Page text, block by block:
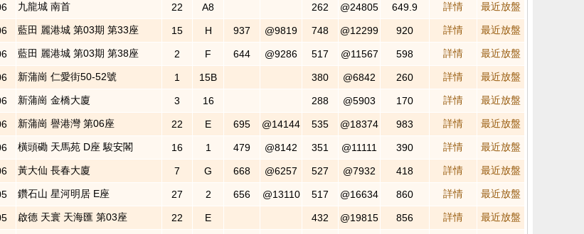
九龍城 南首 22 A8 262 @24805 649.9 詳情 最近放盤
藍田 麗港城 第03期 第33座 15 H 937 @9819 748 @12299 920 詳情 最近放盤
藍田 麗港城 第03期 第38座 2 F 644 @9286 517 @11567 598 詳情 最近放盤
新蒲崗 仁愛街50-52號 1 15B 380 @6842 260 詳情 最近放盤
新蒲崗 金橋大廈 3 16 288 @5903 170 詳情 最近放盤
新蒲崗 譽港灣 第06座 22 E 695 @14144 535 @18374 983 詳情 最近放盤
橫頭磡 天馬苑 D座 駿安閣 16 1 479 @8142 351 @11111 390 詳情 最近放盤
黃大仙 長春大廈 7 G 668 @6257 527 @7932 418 詳情 最近放盤
鑽石山 星河明居 E座 27 2 656 @13110 517 @16634 860 詳情 最近放盤
啟德 天寰 天海匯 第03座 22 E 432 @19815 856 詳情 最近放盤